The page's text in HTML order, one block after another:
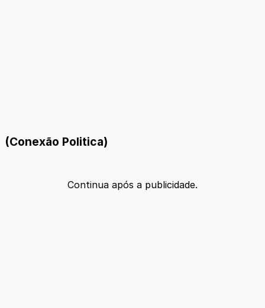
(Conexão Politica)
Continua após a publicidade.